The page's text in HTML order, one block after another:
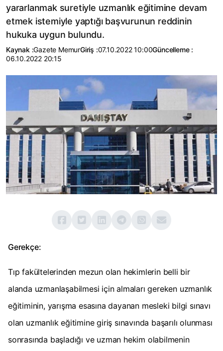
yararlanmak suretiyle uzmanlık eğitimine devam
etmek istemiyle yaptığı başvurunun reddinin
hukuka uygun bulundu.
Kaynak :Gazete MemurGiriş :07.10.2022 10:00Güncelleme :
06.10.2022 20:15
Gerekçe:
Tıp fakültelerinden mezun olan hekimlerin belli bir
alanda uzmanlaşabilmesi için almaları gereken uzmanlık
eğitiminin, yarışma esasına dayanan mesleki bilgi sınavı
olan uzmanlık eğitimine giriş sınavında başarılı olunması
sonrasında başladığı ve uzman hekim olabilmenin